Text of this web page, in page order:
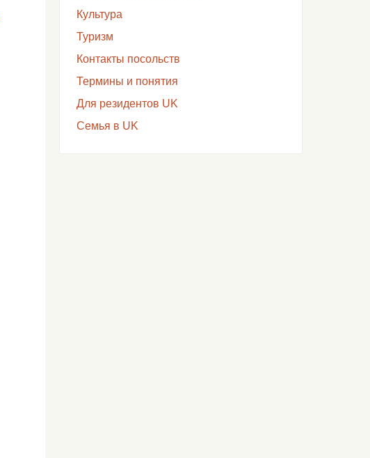
Культура
Туризм
Контакты посольств
Термины и понятия
Для резидентов UK
Семья в UK